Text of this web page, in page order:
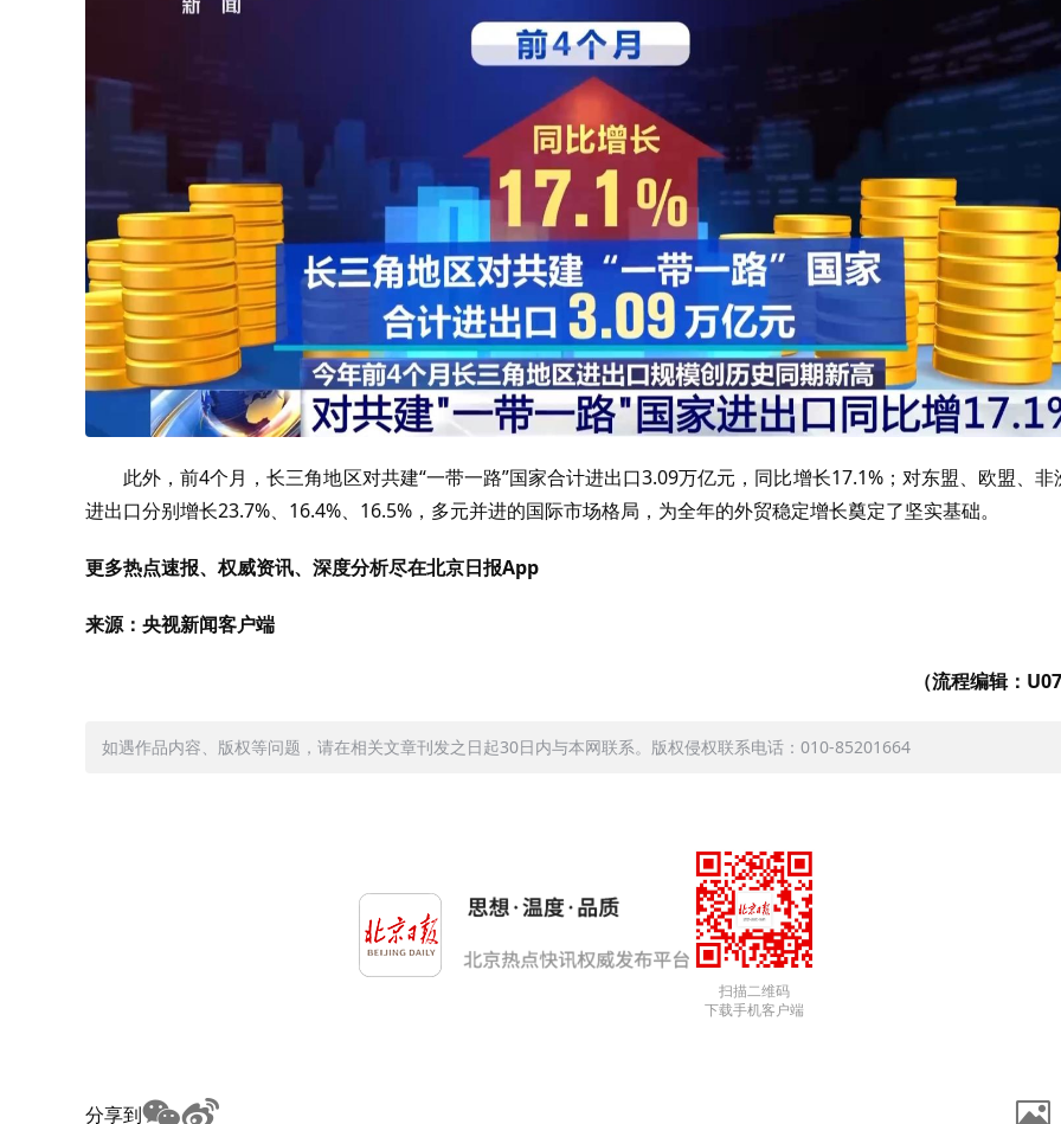
此外，前4个月，长三角地区对共建“一带一路”国家合计进出口3.09万亿元，同比增长17.1%；对东盟、欧盟、非
进出口分别增长23.7%、16.4%、16.5%，多元并进的国际市场格局，为全年的外贸稳定增长奠定了坚实基础。
更多热点速报、权威资讯、深度分析尽在北京日报App
来源：央视新闻客户端
（流程编辑：
如遇作品内容、版权等问题，请在相关文章刊发之日起30日内与本网联系。版权侵权联系电话：010-85201664
扫描二维码
下载手机客户端
分享到